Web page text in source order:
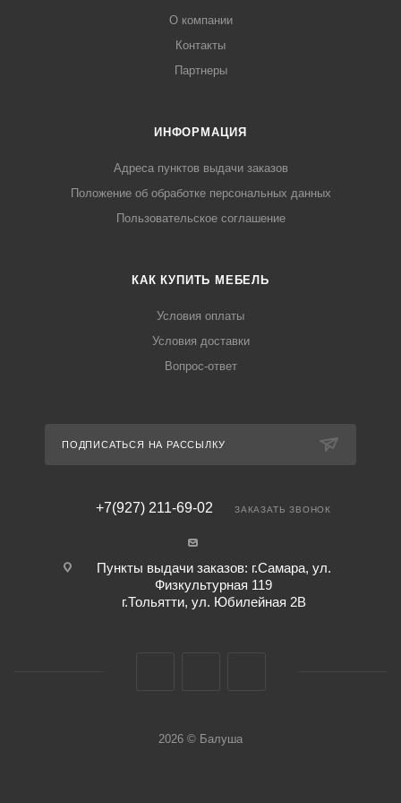
О компании
Контакты
Партнеры
ИНФОРМАЦИЯ
Адреса пунктов выдачи заказов
Положение об обработке персональных данных
Пользовательское соглашение
КАК КУПИТЬ МЕБЕЛЬ
Условия оплаты
Условия доставки
Вопрос-ответ
ПОДПИСАТЬСЯ НА РАССЫЛКУ
+7(927) 211-69-02 ЗАКАЗАТЬ ЗВОНОК
Пункты выдачи заказов: г.Самара, ул.
Физкультурная 119
г.Тольятти, ул. Юбилейная 2В
2026 © Балуша